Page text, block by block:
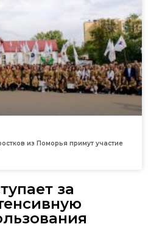
из Поморья примут участие
за